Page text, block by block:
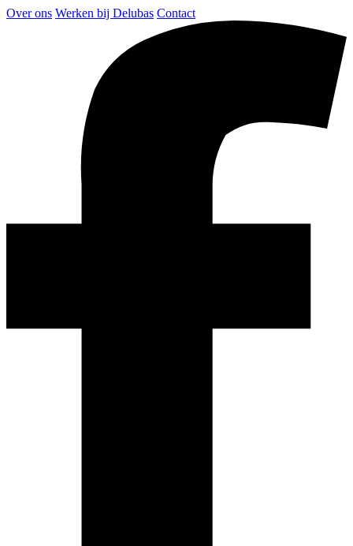
Over ons Werken bij Delubas Contact